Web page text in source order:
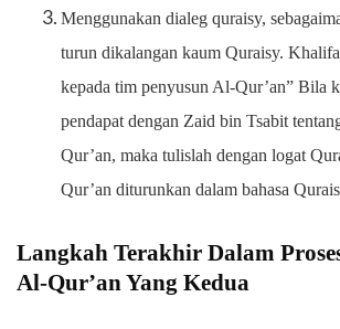
Menggunakan dialeg quraisy,
turun dikalangan kaum Quraisy.
kepada tim penyusun Al-Qur’an” Bila
pendapat dengan Zaid bin Tsabit
Qur’an, maka tulislah dengan logat
Qur’an diturunkan dalam bahasa
Langkah Terakhir Dalam
Al-Qur’an Yang Kedua